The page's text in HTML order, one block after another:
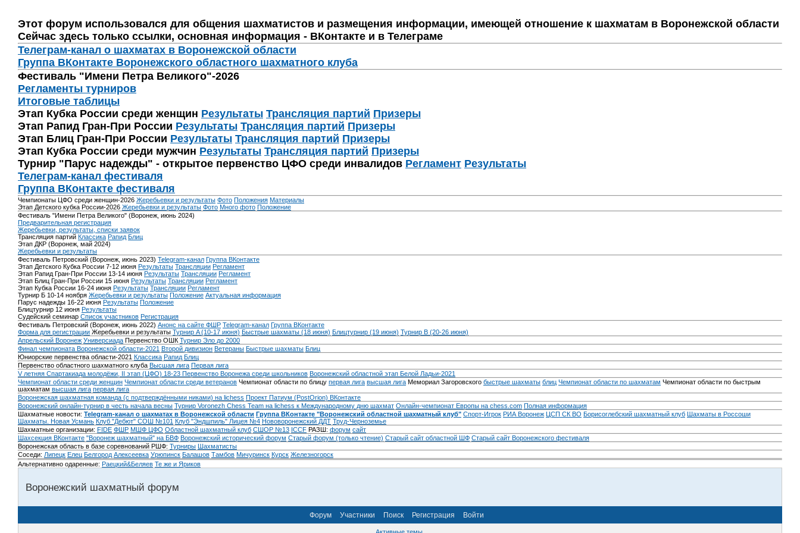
Этот форум использовался для общения шахматистов и размещения информации, имеющей отношение к шахматам в Воронежской области
Сейчас здесь только ссылки, основная информация - ВКонтакте и в Телеграме
Телеграм-канал о шахматах в Воронежской области
Группа ВКонтакте Воронежского областного шахматного клуба
Фестиваль "Имени Петра Великого"-2026
Регламенты турниров
Итоговые таблицы
Этап Кубка России среди женщин Результаты Трансляция партий Призеры
Этап Рапид Гран-При России Результаты Трансляция партий Призеры
Этап Блиц Гран-При России Результаты Трансляция партий Призеры
Этап Кубка России среди мужчин Результаты Трансляция партий Призеры
Турнир "Парус надежды" - открытое первенство ЦФО среди инвалидов Регламент Результаты
Телеграм-канал фестиваля
Группа ВКонтакте фестиваля
Чемпионаты ЦФО среди женщин-2026 Жеребьевки и результаты Фото Положения Материалы
Этап Детского кубка России-2026 Жеребьевки и результаты Фото Много фото Положение
Фестиваль "Имени Петра Великого" (Воронеж, июнь 2024)
Предварительная регистрация
Жеребьевки, результаты, списки заявок
Трансляция партий Классика Рапид Блиц
Этап ДКР (Воронеж, май 2024)
Жеребьевки и результаты
Фестиваль Петровский (Воронеж, июнь 2023) Telegram-канал Группа ВКонтакте
Этап Детского Кубка России 7-12 июня Результаты Трансляции Регламент
Этап Рапид Гран-При России 13-14 июня Результаты Трансляции Регламент
Этап Блиц Гран-При России 15 июня Результаты Трансляции Регламент
Этап Кубка России 16-24 июня Результаты Трансляции Регламент
Турнир Б 10-14 ноября Жеребьевки и результаты Положение Актуальная информация
Парус надежды 16-22 июня Результаты Положение
Блицтурнир 12 июня Результаты
Судейский семинар Список участников Регистрация
Фестиваль Петровский (Воронеж, июнь 2022) Анонс на сайте ФШР Telegram-канал Группа ВКонтакте
Форма для регистрации Жеребьевки и результаты Турнир A (10-17 июня) Быстрые шахматы (18 июня) Блицтурнир (19 июня) Турнир B (20-26 июня)
Апрельский Воронеж Универсиада Первенство ОШК Турнир Эло до 2000
Финал чемпионата Воронежской области-2021 Второй дивизион Ветераны Быстрые шахматы Блиц
Юниорские первенства области-2021 Классика Рапид Блиц
Первенство областного шахматного клуба Высшая лига Первая лига
V летняя Спартакиада молодёжи, II этап (ЦФО) 18-23 Первенство Воронежа среди школьников Воронежский областной этап Белой Ладьи-2021
Чемпионат области среди женщин Чемпионат области среди ветеранов Чемпионат области по блицу первая лига высшая лига Мемориал Загоровского быстрые шахматы блиц Чемпионат области по шахматам Чемпионат области по быстрым
шахматам высшая лига первая лига
Воронежская шахматная команда (с подтверждёнными никами) на lichess Проект Патиум (PostOrion) ВКонтакте
Воронежский онлайн-турнир в честь начала весны Турнир Voronezh Chess Team на lichess к Международному дню шахмат Онлайн-чемпионат Европы на chess.com Полная информация
Шахматные новости: Telegram-канал о шахматах в Воронежской области Группа ВКонтакте "Воронежский областной шахматный клуб" Спорт-Игрок РИА Воронеж ЦСП СК ВО Борисоглебский шахматный клуб Шахматы в Россоши
Шахматы. Новая Усмань Клуб "Дебют" СОШ №101 Клуб "Эндшпиль" Лицея №4 Нововоронежский ДДТ Труд-Черноземье
Шахматные организации: FIDE ФШР МШФ ЦФО Областной шахматный клуб СШОР №13 ICCF РАЗШ: форум сайт
Шахсекция ВКонтакте "Воронеж шахматный" на БВФ Воронежский исторический форум Cтарый форум (только чтение) Старый сайт областной ШФ Старый сайт Воронежского фестиваля
Воронежская область в базе соревнований РШФ: Турниры Шахматисты
Соседи: Липецк Елец Белгород Алексеевка Урюпинск Балашов Тамбов Мичуринск Курск Железногорск
Альтернативно одаренные: Раецкий&Беляев Те же и Яриков
Воронежский шахматный форум
Форум Участники Поиск Регистрация Войти